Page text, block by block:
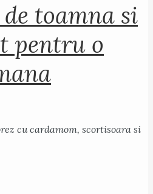
de toamna si
pentru o